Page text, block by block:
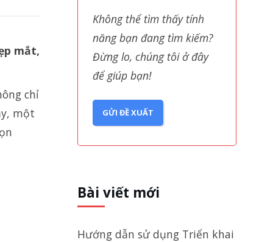
mắt,
chỉ
một
Không thể tìm thấy tính
năng bạn đang tìm kiếm?
Đừng lo, chúng tôi ở đây
để giúp bạn!
GỬI ĐỀ XUẤT
Bài viết mới
Hướng dẫn sử dụng Triển khai